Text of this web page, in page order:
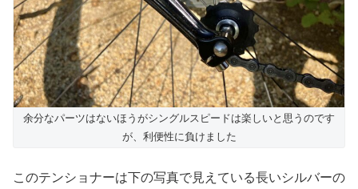
余分なパーツはないほうがシングルスピードは楽しいと思うのです
が、利便性に負けました
このテンショナーは下の写真で見えている長いシルバーの